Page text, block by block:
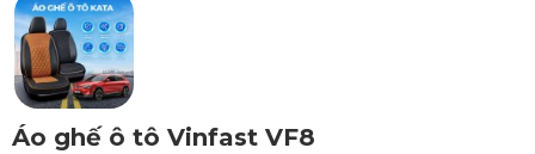
Áo ghế ô tô Vinfast VF8